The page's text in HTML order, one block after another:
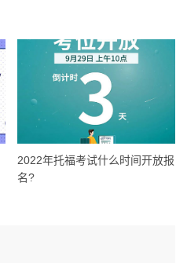
2022年托福考试什么时间开放报
名?